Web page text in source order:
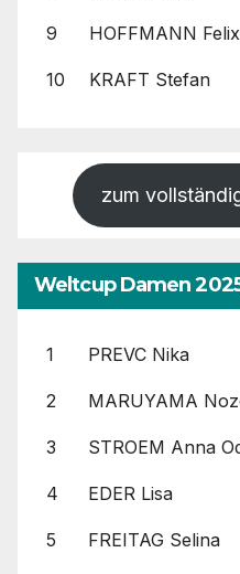
9 HOFFMANN Felix
10 KRAFT Stefan
zum
Weltcup Damen
1 PREVC Nika
2 MARUYAMA
3 STROEM Anna
4 EDER Lisa
5 FREITAG Selina